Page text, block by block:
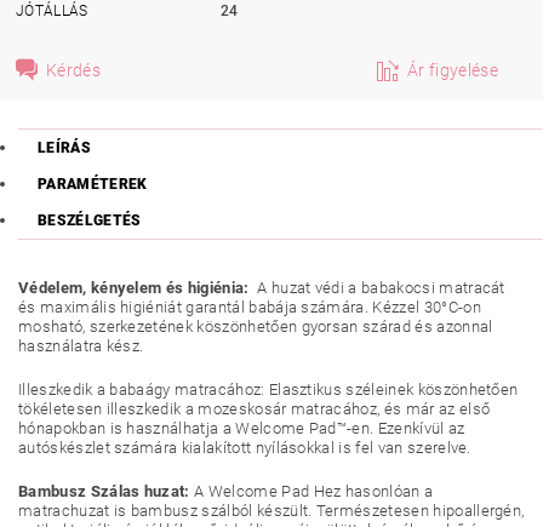
JÓTÁLLÁS
24
Kérdés Ár figyelése
LEÍRÁS
PARAMÉTEREK
BESZÉLGETÉS
Védelem, kényelem és higiénia: A huzat védi a babakocsi matracát
és maximális higiéniát garantál babája számára. Kézzel 30°C-on
mosható, szerkezetének köszönhetően gyorsan szárad és azonnal
használatra kész.
Illeszkedik a babaágy matracához: Elasztikus széleinek köszönhetően
tökéletesen illeszkedik a mozeskosár matracához, és már az első
hónapokban is használhatja a Welcome Pad™-en. Ezenkívül az
autóskészlet számára kialakított nyílásokkal is fel van szerelve.
Bambusz Szálas huzat: A Welcome Pad Hez hasonlóan a
matrachuzat is bambusz szálból készült. Természetesen hipoallergén,